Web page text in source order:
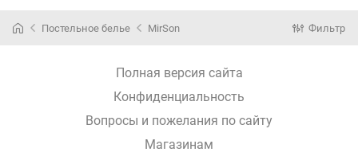
Постельное белье MirSon Фильтр
Полная версия сайта
Конфиденциальность
Вопросы и пожелания по сайту
Магазинам